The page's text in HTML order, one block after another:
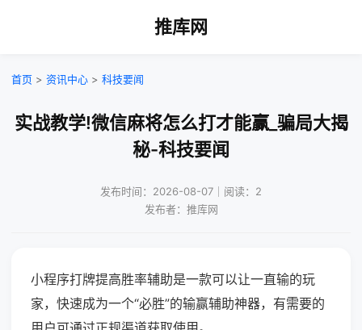
推库网
首页 > 资讯中心 > 科技要闻
实战教学!微信麻将怎么打才能赢_骗局大揭
秘-科技要闻
发布时间：2026-08-07｜阅读：2
发布者：推库网
小程序打牌提高胜率辅助是一款可以让一直输的玩
家，快速成为一个“必胜”的输赢辅助神器，有需要的